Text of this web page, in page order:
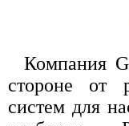
Компания
стороне от
систем для